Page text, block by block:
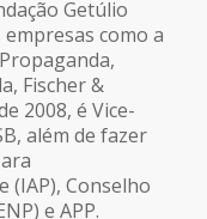
Getúlio
empresas como a
Fischer &
2008, é Vice-
além de fazer
(IAP), Conselho
e APP.